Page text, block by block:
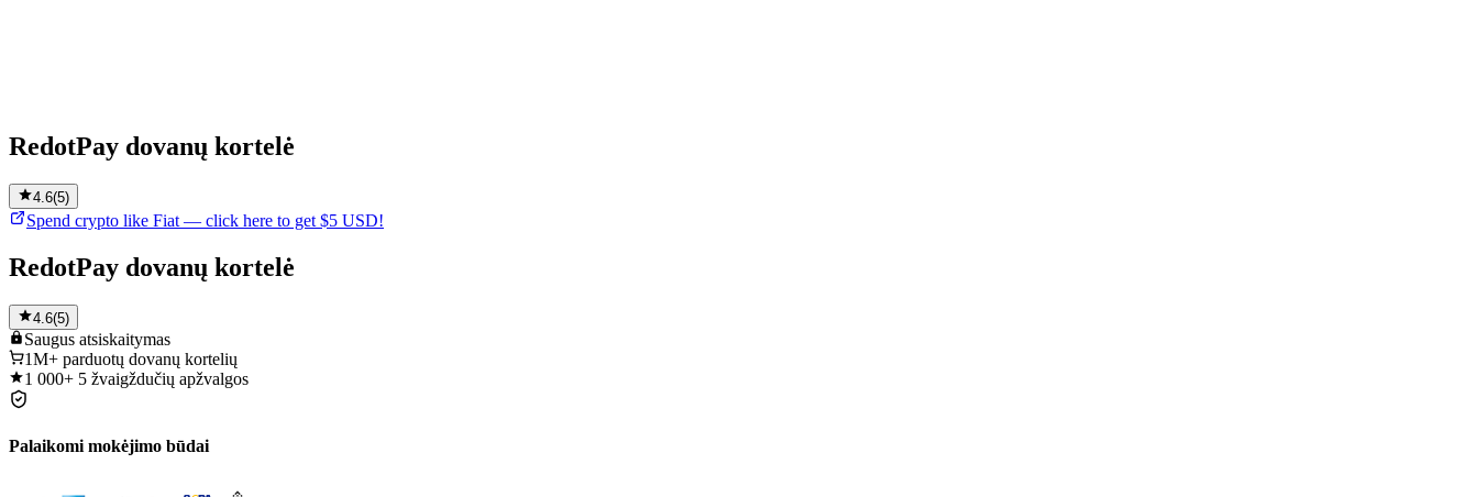
RedotPay dovanų kortelė
4.6(5)
Spend crypto like Fiat — click here to get $5 USD!
RedotPay dovanų kortelė
4.6(5)
Saugus atsiskaitymas
1M+ parduotų dovanų kortelių
1 000+ 5 žvaigždučių apžvalgos
Palaikomi mokėjimo būdai